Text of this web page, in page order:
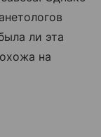
ли эта
на